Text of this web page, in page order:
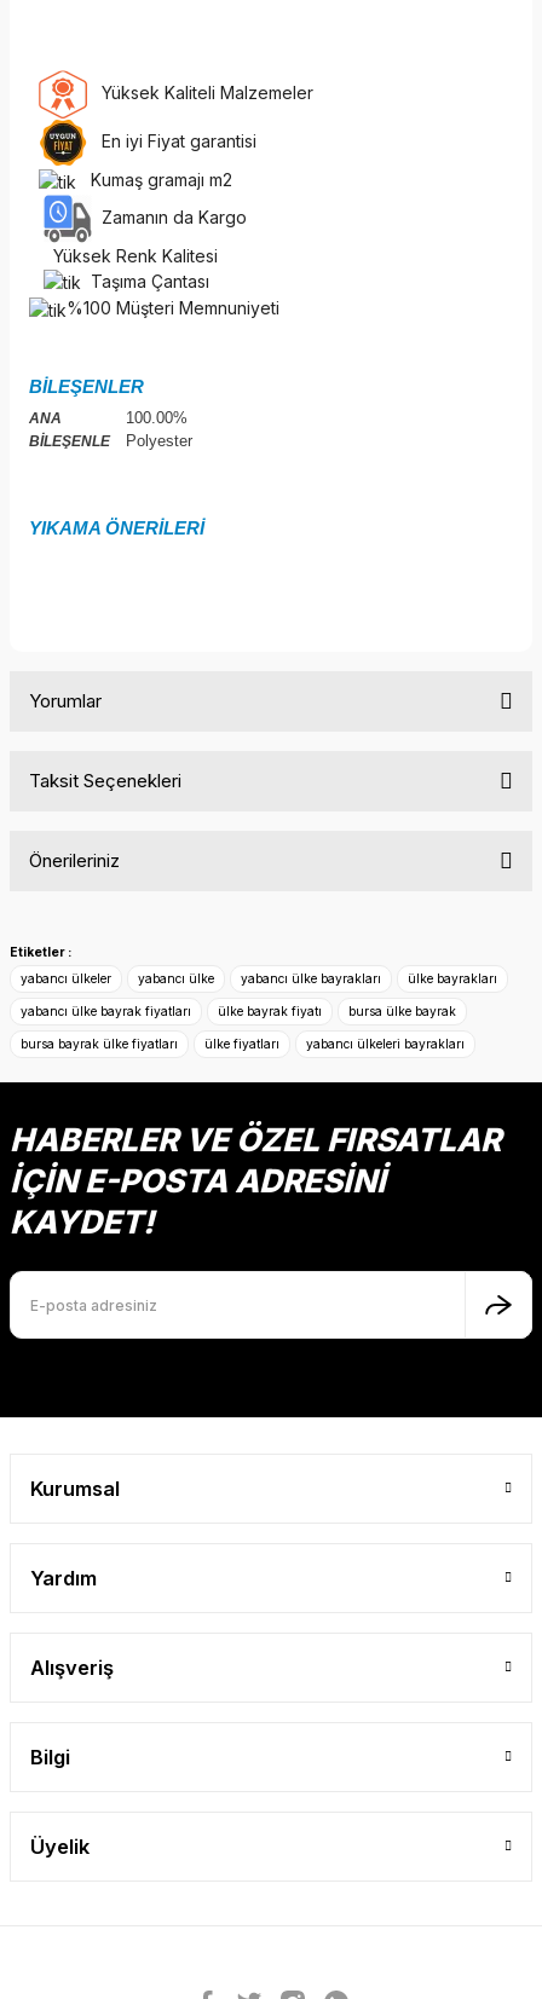
Yüksek Kaliteli Malzemeler
En iyi Fiyat garantisi
Kumaş gramajı m2
Zamanın da Kargo
Yüksek Renk Kalitesi
Taşıma Çantası
%100 Müşteri Memnuniyeti
BİLEŞENLER
ANA
BİLEŞENLE
100.00%
Polyester
YIKAMA ÖNERİLERİ
Yorumlar
Taksit Seçenekleri
Önerileriniz
konularda yetersiz gördüğünüz noktaları öneri formunu
Görüş ve önerileriniz için teşekkür ederiz.
Ürün resmi kalitesiz, bozuk veya görüntülenemiyor.
Ürün açıklamasında eksik bilgiler bulunuyor.
Ürün bilgilerinde hatalar bulunuyor.
Ürün fiyatı diğer sitelerden daha pahalı.
Bu ürüne benzer farklı alternatifler olmalı.
Etiketler :
yabancı ülkeler
yabancı ülke yabancı ülke bayrakları ülke bayrakları
yabancı ülke bayrak fiyatları ülke bayrak fiyatı bursa ülke bayrak
bursa bayrak ülke fiyatları ülke fiyatları yabancı ülkeleri bayrakları
HABERLER VE ÖZEL FIRSATLAR
İÇİN E-POSTA ADRESİNİ
KAYDET!
Kurumsal
Yardım
Alışveriş
Bilgi
Üyelik